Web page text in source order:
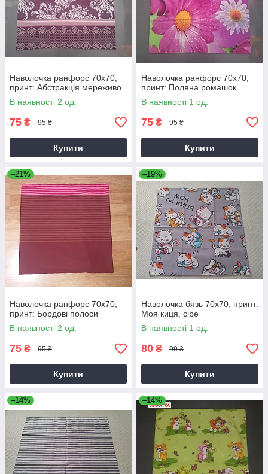
Наволочка ранфорс 70х70,
принт: Абстракція мереживо
В наявності 2 од.
75 ₴ 95 ₴
Купити
Наволочка ранфорс 70х70,
принт: Поляна ромашок
В наявності 1 од.
75 ₴ 95 ₴
Купити
–21%
Наволочка ранфорс 70х70,
принт: Бордові полоси
В наявності 2 од.
75 ₴ 95 ₴
Купити
–19%
Наволочка бязь 70х70, принт:
Моя киця, сіре
В наявності 1 од.
80 ₴ 99 ₴
Купити
–14% –14%